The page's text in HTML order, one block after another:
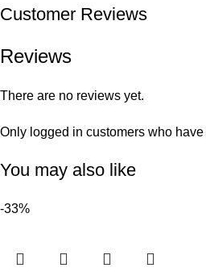
Customer Reviews
Reviews
There are no reviews yet.
Only logged in customers who
You may also like
-33%